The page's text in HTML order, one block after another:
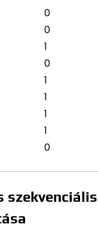
0
0
1
0
1
1
1
1
0
szekvenciális